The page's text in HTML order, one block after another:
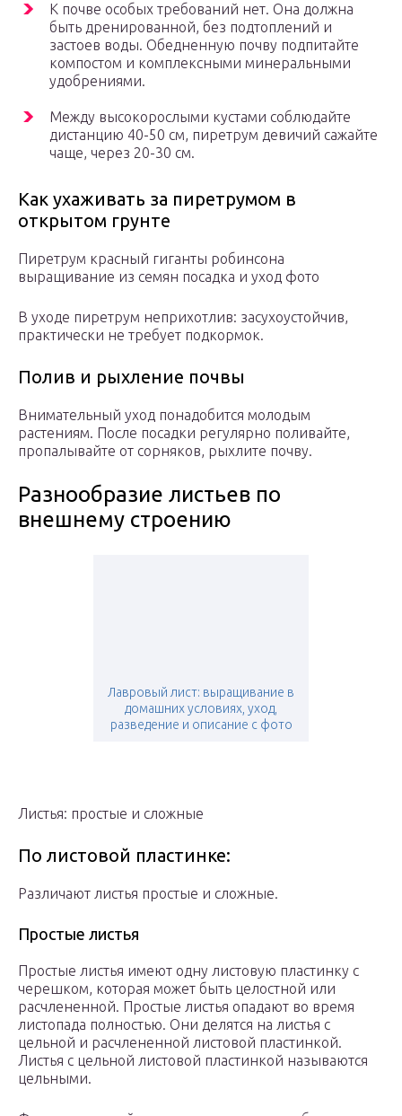
К почве особых требований нет. Она должна
быть дренированной, без подтоплений и
застоев воды. Обедненную почву подпитайте
компостом и комплексными минеральными
удобрениями.
Между высокорослыми кустами соблюдайте
дистанцию 40-50 см, пиретрум девичий сажайте
чаще, через 20-30 см.
Как ухаживать за пиретрумом в
открытом грунте
Пиретрум красный гиганты робинсона
выращивание из семян посадка и уход фото
В уходе пиретрум неприхотлив: засухоустойчив,
практически не требует подкормок.
Полив и рыхление почвы
Внимательный уход понадобится молодым
растениям. После посадки регулярно поливайте,
пропалывайте от сорняков, рыхлите почву.
Разнообразие листьев по
внешнему строению
Лавровый лист: выращивание в
домашних условиях, уход,
разведение и описание с фото
Листья: простые и сложные
По листовой пластинке:
Различают листья простые и сложные.
Простые листья
Простые листья имеют одну листовую пластинку с
черешком, которая может быть целостной или
расчлененной. Простые листья опадают во время
листопада полностью. Они делятся на листья с
цельной и расчлененной листовой пластинкой.
Листья с цельной листовой пластинкой называются
цельными.